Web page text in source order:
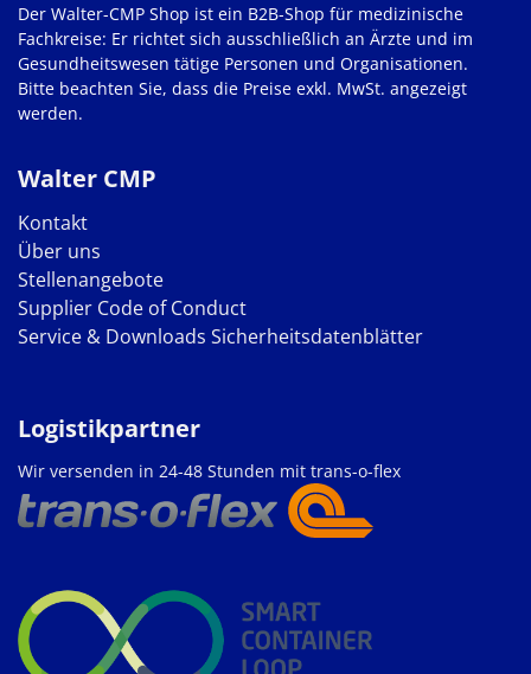
Walter CMP
Kontakt
Über uns
Stellenangebote
Supplier Code of Conduct
Service & Downloads Sicherheitsdatenblätter
Der Walter-CMP Shop ist ein B2B-Shop für medizinische
Fachkreise: Er richtet sich ausschließlich an Ärzte und im
Gesundheitswesen tätige Personen und Organisationen.
Bitte beachten Sie, dass die Preise exkl. MwSt. angezeigt
werden.
Logistikpartner
Wir versenden in 24-48 Stunden mit trans-o-flex